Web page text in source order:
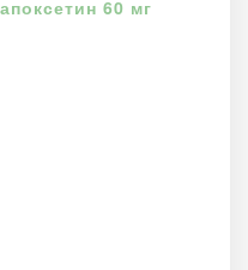
60 мг